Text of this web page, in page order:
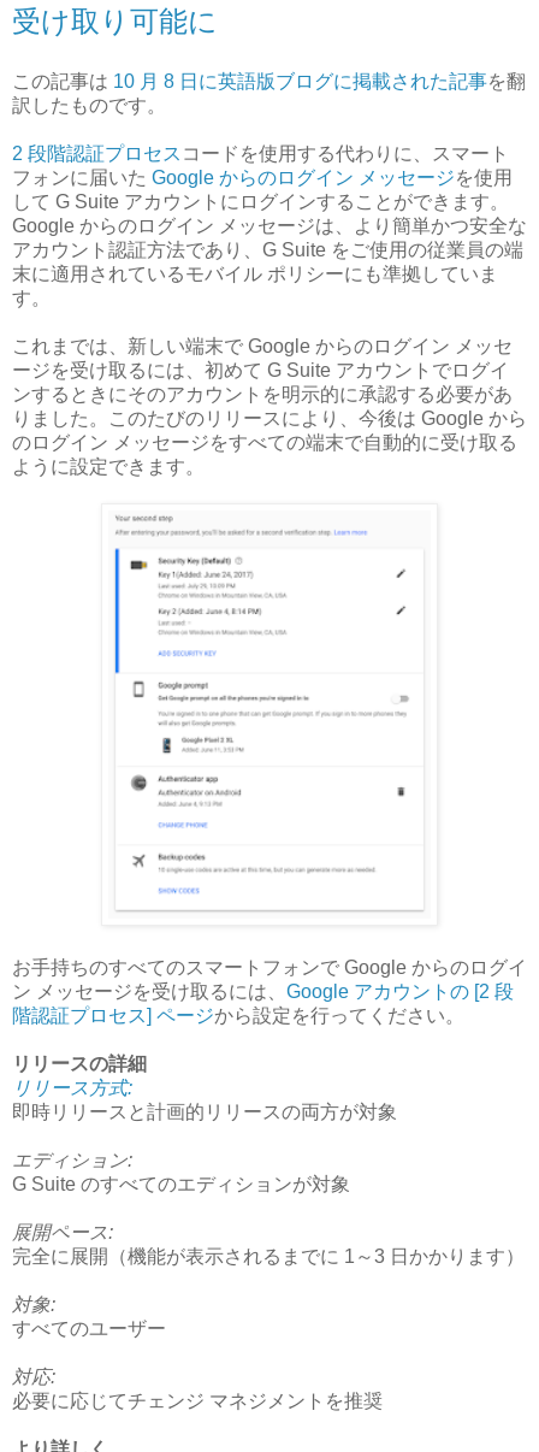
受け取り可能に
この記事は 10 月 8 日に英語版ブログに掲載された記事を翻
訳したものです。
2 段階認証プロセス コードを使用する代わりに、スマート
フォンに届いた Google からのログイン メッセージを使用
して G Suite アカウントにログインすることができます。
Google からのログイン メッセージは、より簡単かつ安全な
アカウント認証方法であり、G Suite をご使用の従業員の端
末に適用されているモバイル ポリシーにも準拠していま
す。
これまでは、新しい端末で Google からのログイン メッセ
ージを受け取るには、初めて G Suite アカウントでログイ
ンするときにそのアカウントを明示的に承認する必要があ
りました。このたびのリリースにより、今後は Google から
のログイン メッセージをすべての端末で自動的に受け取る
ように設定できます。
お手持ちのすべてのスマートフォンで Google からのログイ
ン メッセージを受け取るには、 Google アカウントの [2 段
階認証プロセス] ページから設定を行ってください。
リリースの詳細
リリース方式:
即時リリースと計画的リリースの両方が対象
エディション:
G Suite のすべてのエディションが対象
展開ペース:
完全に展開（機能が表示されるまでに 1～3 日かかります）
対象:
すべてのユーザー
対応:
必要に応じてチェンジ マネジメントを推奨